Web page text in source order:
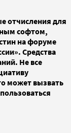
отчисления для
софтом,
на форуме
Средства
Не все
может вызвать